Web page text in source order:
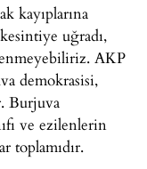
kayıplarına
uğradı,
AKP
demokrasisi,
Burjuva
ve ezilenlerin
toplamıdır.